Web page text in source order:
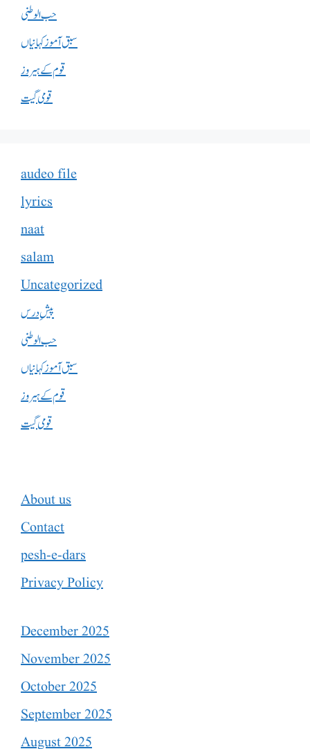
حب الوطنی
سبق آموز کہانیاں
قوم کے ہیروز
قومی گیت
audeo file
lyrics
naat
salam
Uncategorized
پیشِ درس
حب الوطنی
سبق آموز کہانیاں
قوم کے ہیروز
قومی گیت
About us
Contact
pesh-e-dars
Privacy Policy
December 2025
November 2025
October 2025
September 2025
August 2025